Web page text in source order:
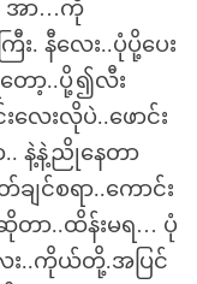
အာ…ကို
. နီလေး..ပုံပို့ပေး
ော့..ပို့၍လီး
ေးလိုပဲ..ဖောင်း
.. နဲ့နဲ့ညိုနေတာ
င်စရာ..ကောင်း
ာ..ထိန်းမရ… ပုံ
း..ကိုယ်တို့.အပြင်